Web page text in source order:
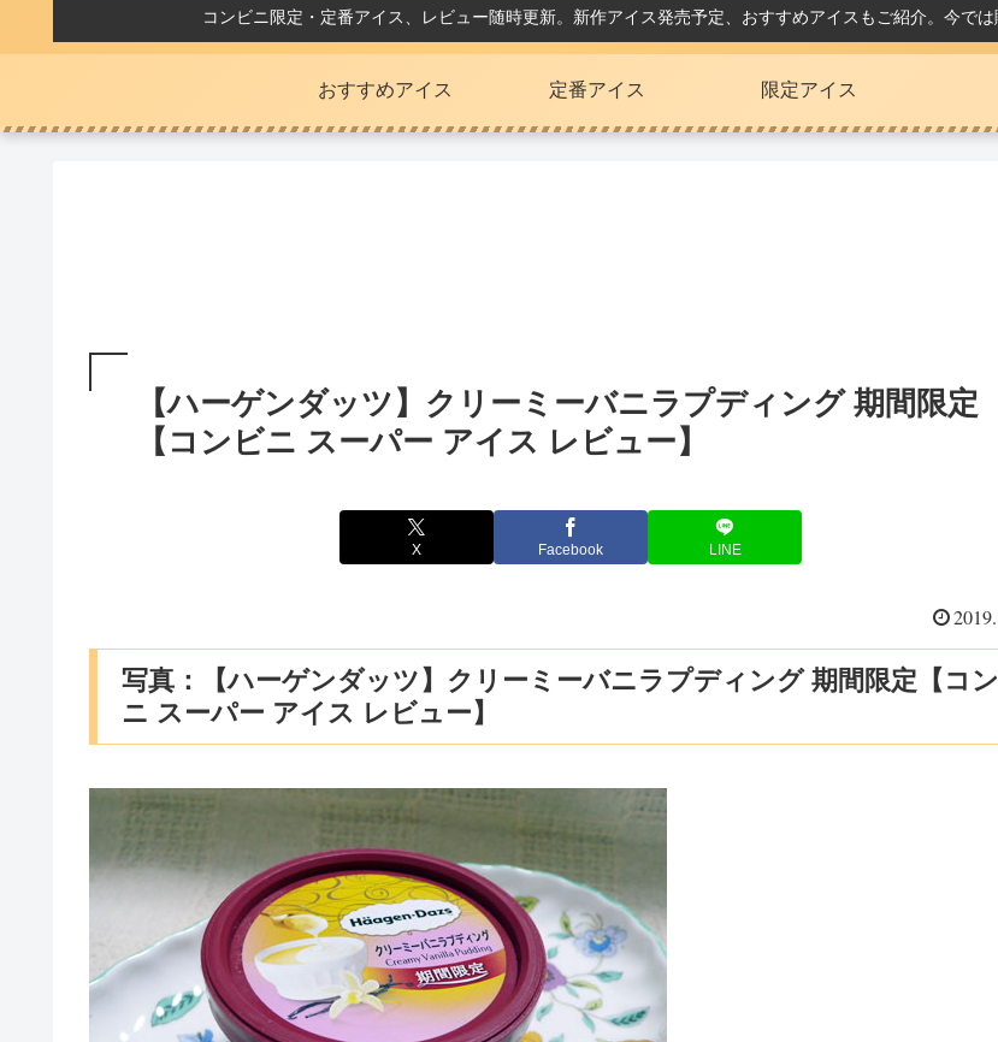
コンビニ限定・定番アイス、レビュー随時更新。新作アイス発売予定、おすすめアイスもご紹介。今で
おすすめアイス 定番アイス 限定アイス
【ハーゲンダッツ】クリーミーバニラプディング 期間限定
【コンビニ スーパー アイス レビュー】
X Facebook LINE
写真：【ハーゲンダッツ】クリーミーバニラプディング 期間限定【コ
ニ スーパー アイス レビュー】